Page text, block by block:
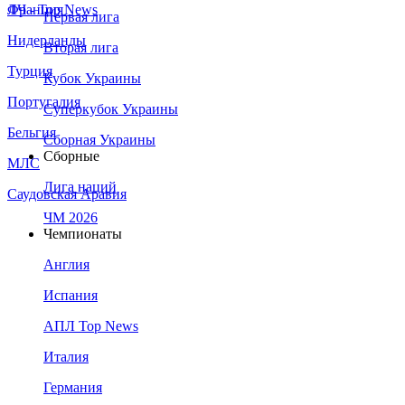
Франция
Нидерланды
Турция
Португалия
Бельгия
МЛС
Саудовская Аравия
ЛЧ - Top News
Первая лига
Вторая лига
Кубок Украины
Суперкубок Украины
Сборная Украины
Сборные
Лига наций
ЧМ 2026
Чемпионаты
Англия
Испания
АПЛ Top News
Италия
Германия